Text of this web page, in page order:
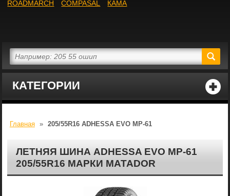
КАТЕГОРИИ
ROADMARCH
COMPASAL КАМА
Главная » 205/55R16 ADHESSA EVO МР-61
ЛЕТНЯЯ ШИНА ADHESSA EVO МР-61
205/55R16 МАРКИ MATADOR